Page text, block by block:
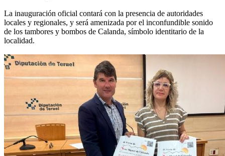
La inauguración oficial contará con la presencia de autoridades
locales y regionales, y será amenizada por el inconfundible sonido
de los tambores y bombos de Calanda, símbolo identitario de la
localidad.